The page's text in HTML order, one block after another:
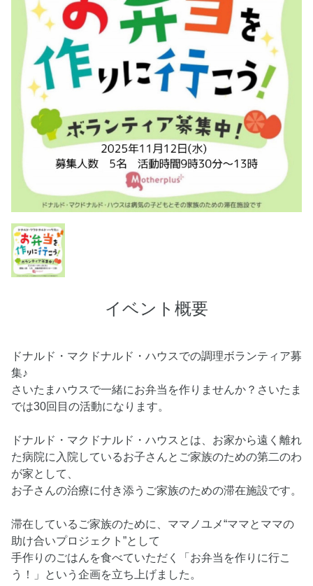
イベント概要
ドナルド・マクドナルド・ハウスでの調理ボランティア募
集♪
さいたまハウスで一緒にお弁当を作りませんか？さいたま
では30回目の活動になります。
ドナルド・マクドナルド・ハウスとは、お家から遠く離れ
た病院に入院しているお子さんとご家族のための第二のわ
が家として、
お子さんの治療に付き添うご家族のための滞在施設です。
滞在しているご家族のために、ママノユメ“ママとママの
助け合いプロジェクト”として
手作りのごはんを食べていただく「お弁当を作りに行こ
う！」という企画を立ち上げました。